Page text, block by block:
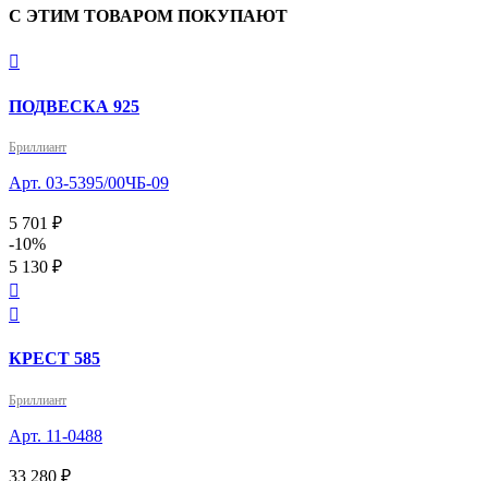
С ЭТИМ ТОВАРОМ ПОКУПАЮТ

ПОДВЕСКА 925
Бриллиант
Арт. 03-5395/00ЧБ-09
5 701 ₽
-10%
5 130 ₽


КРЕСТ 585
Бриллиант
Арт. 11-0488
33 280 ₽